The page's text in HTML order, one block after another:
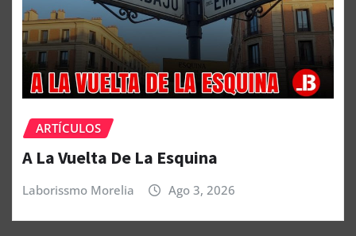
ARTÍCULOS
A La Vuelta De La Esquina
Laborissmo Morelia Ago 3, 2026